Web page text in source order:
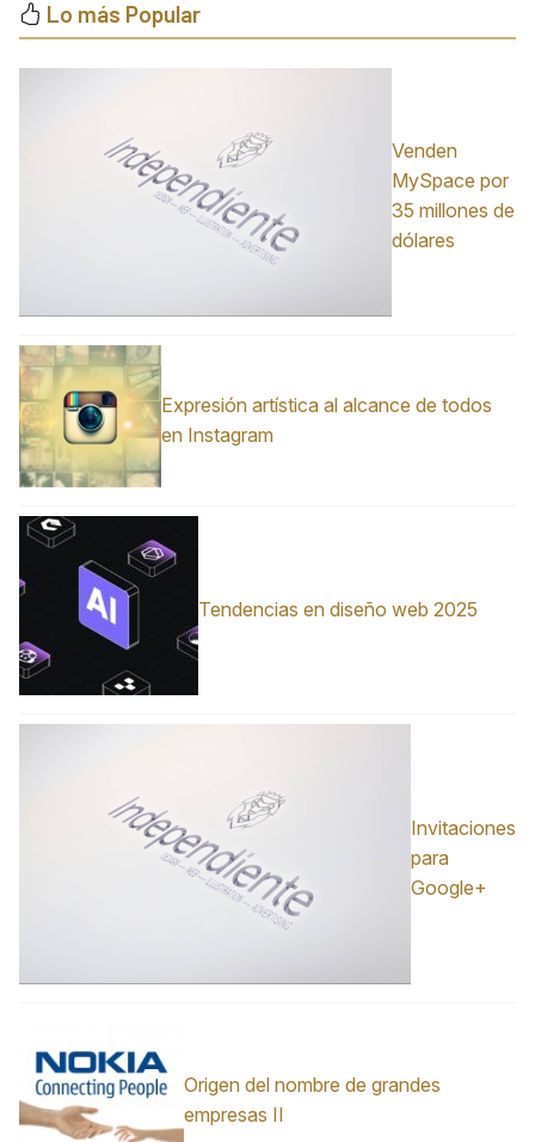
Lo más Popular
Venden
MySpace por
35 millones de
dólares
Expresión artística al alcance de todos
en Instagram
Tendencias en diseño web 2025
Invitaciones
para
Google+
Origen del nombre de grandes
empresas II